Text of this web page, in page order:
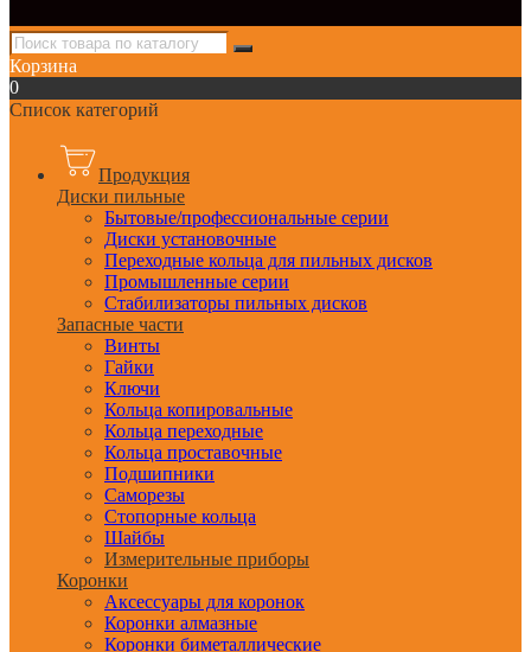
Корзина
0
Список категорий
Продукция
Диски пильные
Бытовые/профессиональные серии
Диски установочные
Переходные кольца для пильных дисков
Промышленные серии
Стабилизаторы пильных дисков
Запасные части
Винты
Гайки
Ключи
Кольца копировальные
Кольца переходные
Кольца проставочные
Подшипники
Саморезы
Стопорные кольца
Шайбы
Измерительные приборы
Коронки
Аксессуары для коронок
Коронки алмазные
Коронки биметаллические